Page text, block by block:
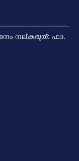
നല്കരുത്: ഫാ.